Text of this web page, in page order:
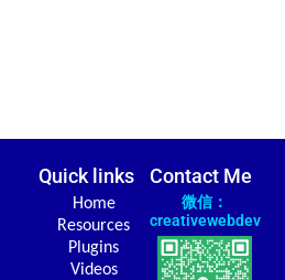
Quick links
Home
Resources
Plugins
Videos
Contact Me
微信：
creativewebdev